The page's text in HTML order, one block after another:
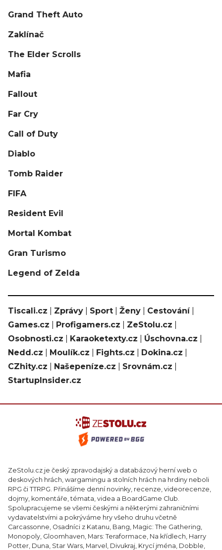
Grand Theft Auto
Zaklínač
The Elder Scrolls
Mafia
Fallout
Far Cry
Call of Duty
Diablo
Tomb Raider
FIFA
Resident Evil
Mortal Kombat
Gran Turismo
Legend of Zelda
Tiscali.cz Zprávy Sport Ženy Cestování|
Games.cz
Profigamers.cz ZeStolu.cz
Osobnosti.cz
Karaoketexty.cz Úschovna.cz
Nedd.cz
Moulík.cz Fights.cz Dokina.cz
CZhity.cz
Našepeníze.cz Srovnám.cz
StartupInsider.cz
ZeStolu.cz je český zpravodajský a databázový herní web o
deskových hrách, wargamingu a stolních hrách na hrdiny neboli
RPG či TTRPG. Přinášíme denní novinky, recenze, videorecenze,
dojmy, komentáře, témata, videa a BoardGame Club.
Spolupracujeme se všemi českými a některými zahraničními
vydavatelstvími a pokrýváme hry všeho druhu včetně
Carcassonne, Osadníci z Katanu, Bang, Magic: The Gathering,
Monopoly, Gloomhaven, Mars: Teraformace, Na křídlech, Harry
Potter, Duna, Star Wars, Marvel, Divukraj, Krycí jména, Dobble,